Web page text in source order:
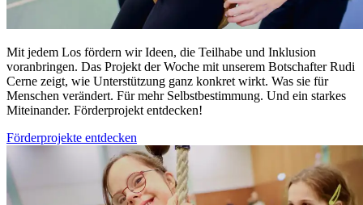
Mit jedem Los fördern wir Ideen, die Teilhabe und Inklusion
voranbringen. Das Projekt der Woche mit unserem Botschafter Rudi
Cerne zeigt, wie Unterstützung ganz konkret wirkt. Was sie für
Menschen verändert. Für mehr Selbstbestimmung. Und ein starkes
Miteinander. Förderprojekt entdecken!
Förderprojekte entdecken